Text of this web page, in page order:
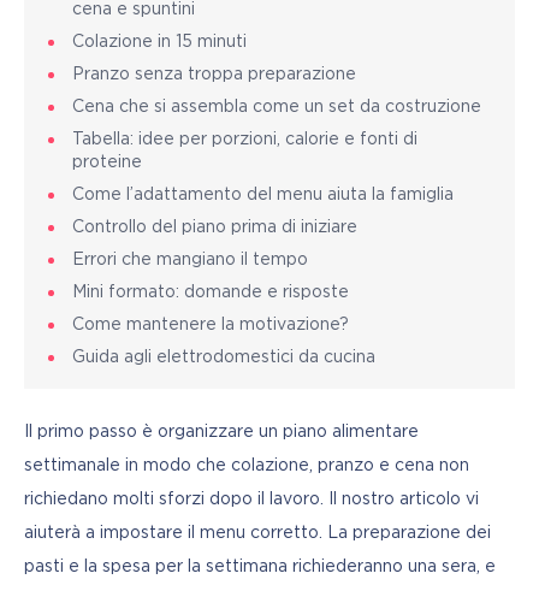
cena e spuntini
Colazione in 15 minuti
Pranzo senza troppa preparazione
Cena che si assembla come un set da costruzione
Tabella: idee per porzioni, calorie e fonti di
proteine
Come l’adattamento del menu aiuta la famiglia
Controllo del piano prima di iniziare
Errori che mangiano il tempo
Mini formato: domande e risposte
Come mantenere la motivazione?
Guida agli elettrodomestici da cucina
Il primo passo è organizzare un piano alimentare
settimanale in modo che colazione, pranzo e cena non
richiedano molti sforzi dopo il lavoro. Il nostro articolo vi
aiuterà a impostare il menu corretto. La preparazione dei
pasti e la spesa per la settimana richiederanno una sera, e